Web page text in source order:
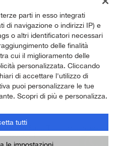
-Cookie Policy
parti in esso integrati
di navigazione o indirizzi IP) e
o altri identificatori necessari
delle finalità
cui il miglioramento delle
personalizzata. Cliccando
di accettare l'utilizzo di
puoi personalizzare le tue
Scopri di più e personalizza.
tutti